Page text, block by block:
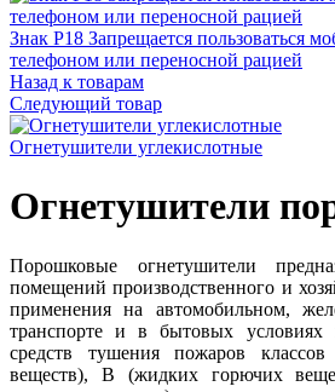
Знак P18 Запрещается пользоваться
телефоном или переносной рацией
Назад к товарам
Следующий товар
Огнетушители углекислотные
Огнетушители
Порошковые огнетушители
помещений производственного и
применения на автомобильном,
транспорте и в бытовых условиях
средств тушения пожаров
веществ), В (жидких горючих